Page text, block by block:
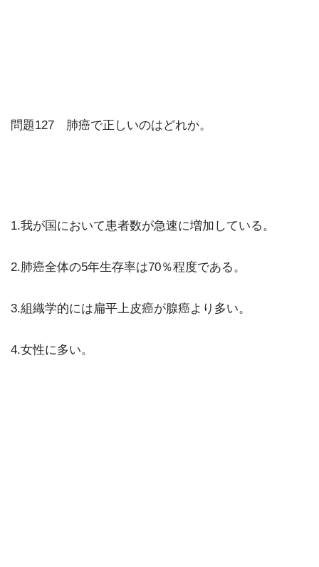
問題127 肺癌で正しいのはどれか。
1.我が国において患者数が急速に増加している。
2.肺癌全体の5年生存率は70％程度である。
3.組織学的には扁平上皮癌が腺癌より多い。
4.女性に多い。